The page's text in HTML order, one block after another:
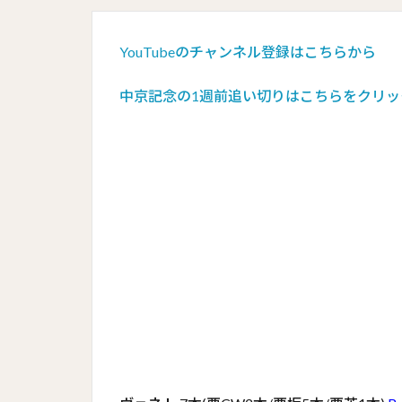
YouTubeのチャンネル登録はこちらから
中京記念の1週前追い切りはこちらをクリ